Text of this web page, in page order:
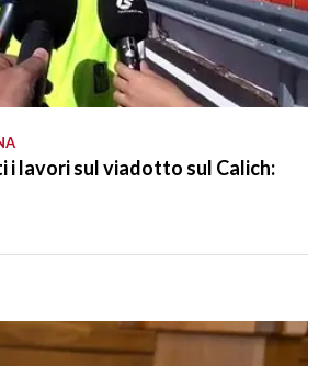
i lavori sul viadotto sul Calich: